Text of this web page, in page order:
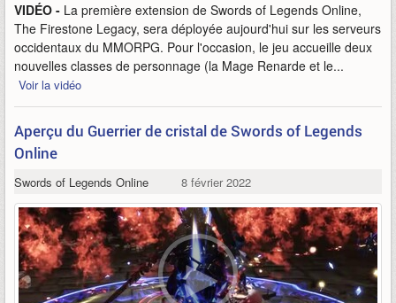
VIDÉO - La première extension de Swords of Legends Online,
The Firestone Legacy, sera déployée aujourd'hui sur les serveurs
occidentaux du MMORPG. Pour l'occasion, le jeu accueille deux
nouvelles classes de personnage (la Mage Renarde et le...
Voir la vidéo
Aperçu du Guerrier de cristal de Swords of Legends
Online
Swords of Legends Online 8 février 2022